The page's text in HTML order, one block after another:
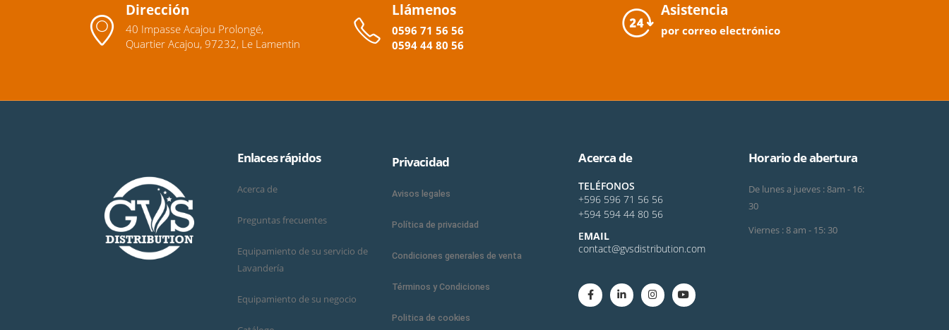
Dirección
40 Impasse Acajou Prolongé,
Quartier Acajou, 97232, Le Lamentin
Llámenos
0596 71 56 56
0594 44 80 56
Asistencia
por correo electrónico
Enlaces rápidos
Acerca de
Preguntas frecuentes
Equipamiento de su servicio de
Lavandería
Equipamiento de su negocio
Privacidad
Avisos legales
Política de privacidad
Condiciones generales de venta
Términos y Condiciones
Politica de cookies
Acerca de
TELÉFONOS
+596 596 71 56 56
+594 594 44 80 56
EMAIL
contact@gvsdistribution.com
Horario de abertura
De lunes a jueves : 8am - 16:
30
Viernes : 8 am - 15: 30